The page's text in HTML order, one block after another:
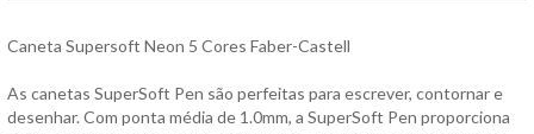
Caneta Supersoft Neon 5 Cores Faber-Castell
As canetas SuperSoft Pen são perfeitas para escrever, contornar e
desenhar. Com ponta média de 1.0mm, a SuperSoft Pen proporciona